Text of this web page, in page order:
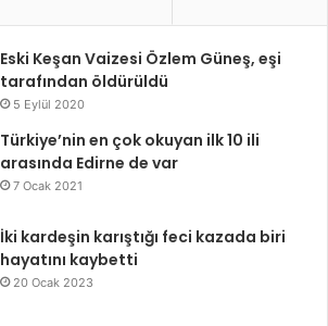
Eski Keşan Vaizesi Özlem Güneş, eşi
tarafından öldürüldü
5 Eylül 2020
Türkiye’nin en çok okuyan ilk 10 ili
arasında Edirne de var
7 Ocak 2021
İki kardeşin karıştığı feci kazada biri
hayatını kaybetti
20 Ocak 2023